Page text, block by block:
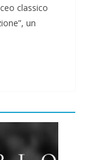
classico
un